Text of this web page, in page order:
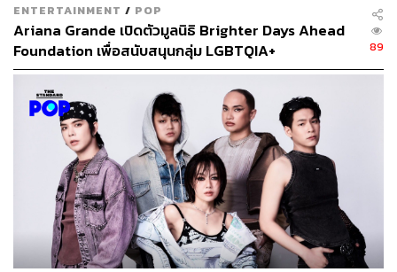
ENTERTAINMENT / POP
Ariana Grande เปิดตัวมูลนิธิ Brighter Days Ahead
Foundation เพื่อสนับสนุนกลุ่ม LGBTQIA+
89